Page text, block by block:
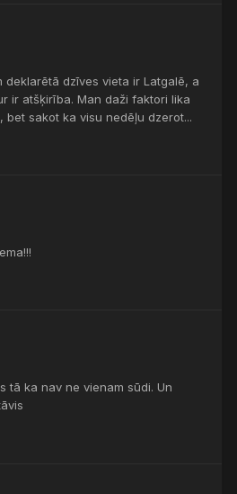
dzīves vieta ir Latgalē, a
ir atšķirība. Man daži faktori lika
bet sakot ka visu nedēļu dzerot...
tā ka nav ne vienam sūdi. Un